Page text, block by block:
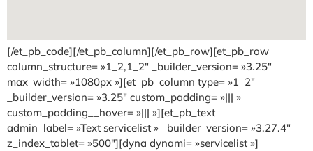
[/et_pb_code][/et_pb_column][/et_pb_row][et_pb_row
column_structure= »1_2,1_2″ _builder_version= »3.25″
max_width= »1080px »][et_pb_column type= »1_2″
_builder_version= »3.25″ custom_padding= »||| »
custom_padding__hover= »||| »][et_pb_text
admin_label= »Text servicelist » _builder_version= »3.27.4″
z_index_tablet= »500″][dyna dynami= »servicelist »]